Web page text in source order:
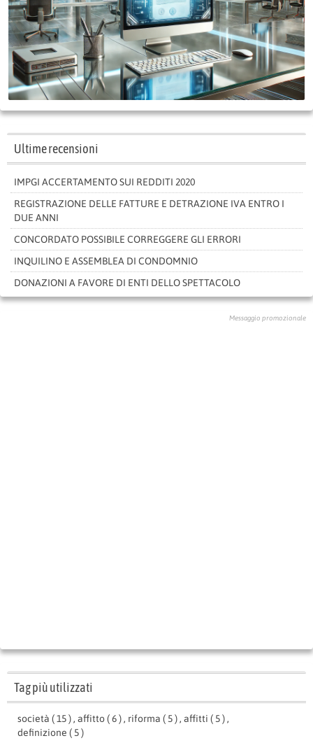
Ultime recensioni
IMPGI ACCERTAMENTO SUI REDDITI 2020
REGISTRAZIONE DELLE FATTURE E DETRAZIONE IVA ENTRO I
DUE ANNI
CONCORDATO POSSIBILE CORREGGERE GLI ERRORI
INQUILINO E ASSEMBLEA DI CONDOMNIO
DONAZIONI A FAVORE DI ENTI DELLO SPETTACOLO
Messaggio promozionale
Tag più utilizzati
società ( 15 ) , affitto ( 6 ) , riforma ( 5 ) , affitti ( 5 ) ,
definizione ( 5 )